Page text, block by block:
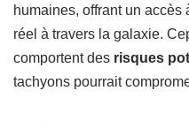
humaines, offrant un
réel à travers la galaxie.
comportent des risques
tachyons pourrait